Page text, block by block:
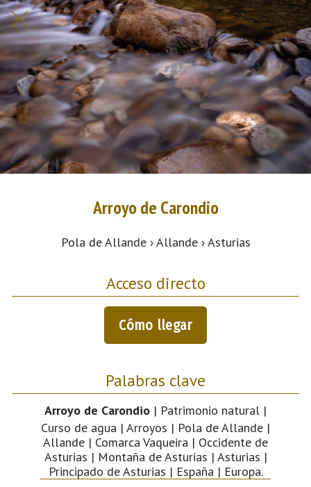
Arroyo de Carondio
Pola de Allande › Allande › Asturias
Acceso directo
Cómo llegar
Palabras clave
Arroyo de Carondio | Patrimonio natural |
Curso de agua | Arroyos | Pola de Allande |
Allande | Comarca Vaqueira | Occidente de
Asturias | Montaña de Asturias | Asturias |
Principado de Asturias | España | Europa.